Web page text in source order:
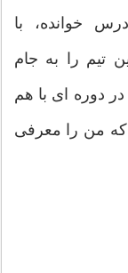
خوانده، با
تیم را به جام
دوره ای با هم
که من را معرفی